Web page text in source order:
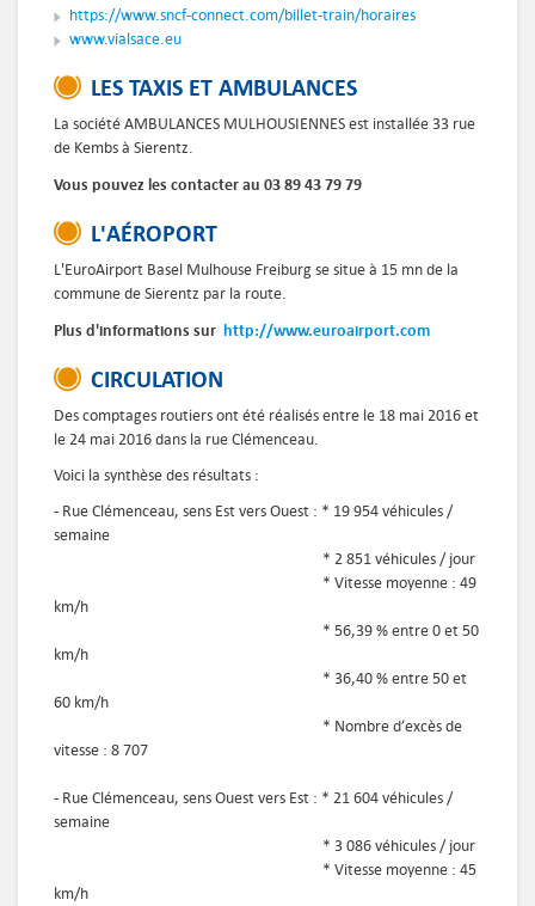
https://www.sncf-connect.com/billet-train/horaires
www.vialsace.eu
LES TAXIS ET AMBULANCES
La société AMBULANCES MULHOUSIENNES est installée 33 rue
de Kembs à Sierentz.
Vous pouvez les contacter au 03 89 43 79 79
L'AÉROPORT
L'EuroAirport Basel Mulhouse Freiburg se situe à 15 mn de la
commune de Sierentz par la route.
Plus d'informations sur http://www.euroairport.com
CIRCULATION
Des comptages routiers ont été réalisés entre le 18 mai 2016 et
le 24 mai 2016 dans la rue Clémenceau.
Voici la synthèse des résultats :
- Rue Clémenceau, sens Est vers Ouest : * 19 954 véhicules /
semaine
* 2 851 véhicules / jour
* Vitesse moyenne : 49
km/h
* 56,39 % entre 0 et 50
km/h
* 36,40 % entre 50 et
60 km/h
* Nombre d’excès de
vitesse : 8 707
- Rue Clémenceau, sens Ouest vers Est : * 21 604 véhicules /
semaine
* 3 086 véhicules / jour
* Vitesse moyenne : 45
km/h